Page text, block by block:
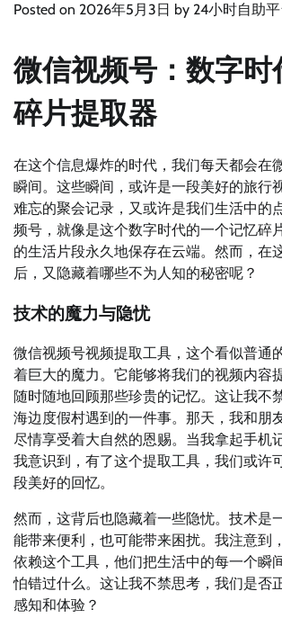
Posted on 2026年5月3日 by 24小时自助平
微信视频号：数字时
碎片提取器
在这个信息爆炸的时代，我们每天都会在
瞬间。这些瞬间，或许是一段美好的旅行
难忘的聚会记录，又或许是我们生活中的
频号，就像是这个数字时代的一个记忆碎
的生活片段永久地保存在云端。然而，在
后，又隐藏着哪些不为人知的秘密呢？
技术的魔力与隐忧
微信视频号视频提取工具，这个看似普通
着巨大的魔力。它能够将我们的视频内容
随时随地回顾那些珍贵的记忆。这让我不
海边度假村遇到的一件事。那天，我和朋
尽情享受着大自然的恩赐。当我拿起手机
我意识到，有了这个提取工具，我们或许
段美好的回忆。
然而，这背后也隐藏着一些隐忧。技术是
能带来便利，也可能带来困扰。我注意到
依赖这个工具，他们把生活中的每一个瞬
怕错过什么。这让我不禁思考，我们是否
感知和体验？